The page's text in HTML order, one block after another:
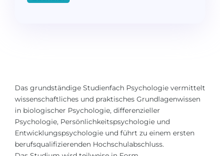
Studienvorbereitung
Vorbereitung aufs Studienkolleg
Spezialkurse
Mathematik
Studienkolleg
11-jähriger Schule
12-jähriger Schule (NIS)
College
IB Diploma
Das grundständige Studienfach Psychologie vermittelt
wissenschaftliches und praktisches Grundlagenwissen
in biologischer Psychologie, differenzieller
Psychologie, Persönlichkeitspsychologie und
Entwicklungspsychologie und führt zu einem ersten
berufsqualifizierenden Hochschulabschluss.